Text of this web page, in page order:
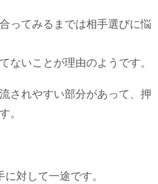
ってみるまでは相手選びに悩
ないことが理由のようです。
されやすい部分があって、押
。
対して一途です。